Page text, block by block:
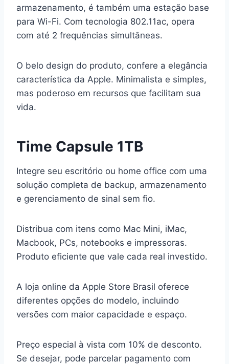
armazenamento, é também uma estação base
para Wi-Fi. Com tecnologia 802.11ac, opera
com até 2 frequências simultâneas.
O belo design do produto, confere a elegância
característica da Apple. Minimalista e simples,
mas poderoso em recursos que facilitam sua
vida.
Time Capsule 1TB
Integre seu escritório ou home office com uma
solução completa de backup, armazenamento
e gerenciamento de sinal sem fio.
Distribua com itens como Mac Mini, iMac,
Macbook, PCs, notebooks e impressoras.
Produto eficiente que vale cada real investido.
A loja online da Apple Store Brasil oferece
diferentes opções do modelo, incluindo
versões com maior capacidade e espaço.
Preço especial à vista com 10% de desconto.
Se desejar, pode parcelar pagamento com